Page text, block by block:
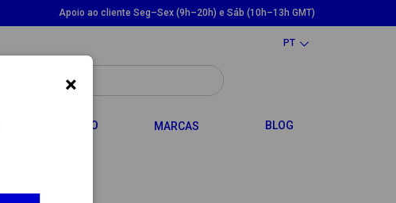
Apoio ao cliente Seg–Sex (9h–20h) e Sáb (10h–13h GMT)
PT
TOGGLE DROPDOWN
CABELOTOGGLE DROPDOWN
MARCAS BLOG
×